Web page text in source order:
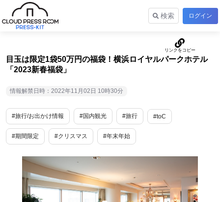
検索 ログイン
目玉は限定1袋50万円の福袋！横浜ロイヤルパークホテル
「2023新春福袋」
情報解禁日時：2022年11月02日 10時30分
#旅行/お出かけ情報 #国内観光 #旅行 #toC
#期間限定 #クリスマス #年末年始